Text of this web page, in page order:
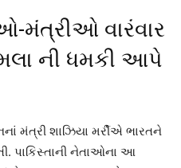
મંત્રીઓ વારંવાર
ની ધમકી આપે
મંત્રી શાઝિયા મર્રીએ ભારતને
પાકિસ્તાની નેતાઓના આ